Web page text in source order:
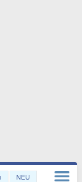
NEU